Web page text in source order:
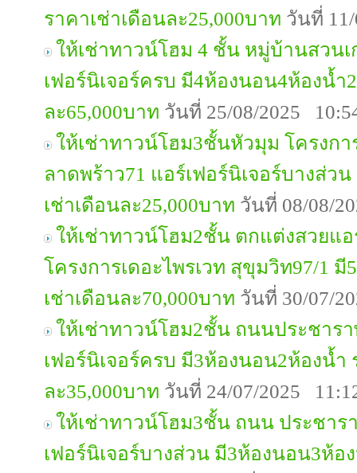
ราคาเช่าเดือนละ25,000บาท วันที่
ให้เช่าทาวน์โฮม 4 ชั้น หมู่บ้านสวน
เฟอร์นิเจอร์ครบ มี4ห้องนอน4ห้องน้ำ
ละ65,000บาท วันที่ 25/08/2025
ให้เช่าทาวน์โฮม3ชั้นหัวมุม โครงกา
ลาดพร้าว71 แอร์เฟอร์นิเจอร์บางส่ว
เช่าเดือนละ25,000บาท วันที่ 08/08/
ให้เช่าทาวน์โฮม2ชั้น ตกแต่งสวยแอ
โครงการเดอะไพรเวท สุขุมวิท97/1
เช่าเดือนละ70,000บาท วันที่ 30/07/
ให้เช่าทาวน์โฮม2ชั้น ถนนประชาร
เฟอร์นิเจอร์ครบ มี3ห้องนอน2ห้องน้ำ
ละ35,000บาท วันที่ 24/07/2025
ให้เช่าทาวน์โฮม3ชั้น ถนน ประชาร
เฟอร์นิเจอร์บางส่วน มี3ห้องนอน3ห้อ